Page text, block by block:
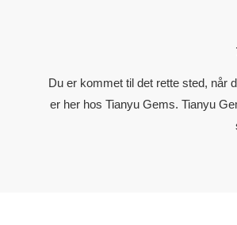
Du er kommet til det rette sted, når
er her hos Tianyu Gems. Tianyu